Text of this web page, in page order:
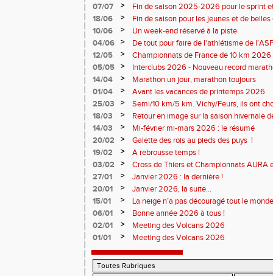
07/07 >
Fin de saison 2025-2026 pour le sprint
18/06
>
Fin de saison pour les jeunes et de
10/06
>
Un week-end réservé à la piste
04/06
>
De tout pour faire de l'athlétisme de
monde souriant
12/05 >
Championnats de France de 10 km
Soirées piste
05/05 >
Interclubs 2026 - Nouveau record
résultats
14/04 >
Marathon un jour, marathon toujours
01/04
>
Avant les vacances de printemps 2026
25/03
>
Semi/10 km/5 km. Vichy/Feurs, ils ont
18/03
>
Retour en image sur la saison hivernale
14/03
>
Mi-février mi-mars 2026 : le résumé
20/02
>
Galette des rois au pieds des puys !
19/02
>
A rebrousse temps !
03/02
>
Cross de Thiers et Championnats AURA
27/01
>
Janvier 2026 : la dernière !
20/01
>
Janvier 2026, la suite...
15/01
>
La neige n’a pas découragé tout le
06/01
>
Bonne année 2026 à tous !
02/01
>
Meeting des Volcans 2026
01/01
> Meeting des Volcans 2026